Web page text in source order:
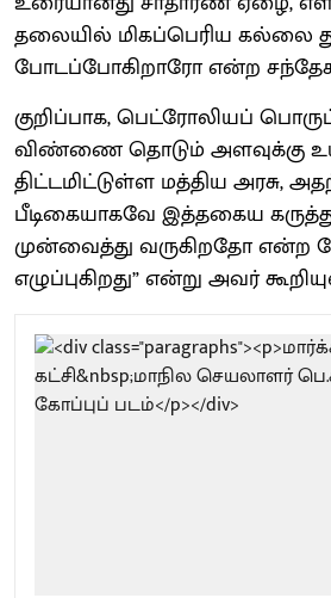
தலையில் மிகப்பெரிய கல்லை
போடப்போகிறாரோ என்ற
குறிப்பாக, பெட்ரோலியப்
விண்ணை தொடும் அளவுக்கு
திட்டமிட்டுள்ள மத்திய அரசு,
பீடிகையாகவே இத்தகைய
முன்வைத்து வருகிறதோ என்ற
எழுப்புகிறது” என்று அவர்